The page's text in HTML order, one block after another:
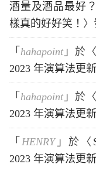
酒量及酒品最好
樣真的好好笑！
「 hahapoint 」於〈
2023 年演算法更
「 hahapoint 」於〈
2023 年演算法更
「 HENRY」於〈
2023 年演算法更